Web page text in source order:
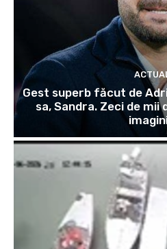
Gest superb făcut de
sa, Sandra. Zeci de mii